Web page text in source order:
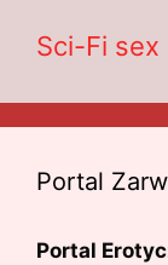
Sci-Fi sex
Portal
Portal